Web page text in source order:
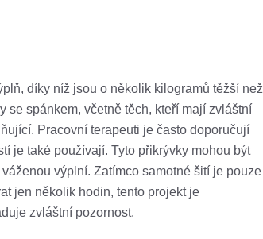
díky níž jsou o několik kilogramů těžší než
se spánkem, včetně těch, kteří mají zvláštní
Pracovní terapeuti je často doporučují
je také používají. Tyto přikrývky mohou být
výplní. Zatímco samotné šití je pouze
jen několik hodin, tento projekt je
zvláštní pozornost.